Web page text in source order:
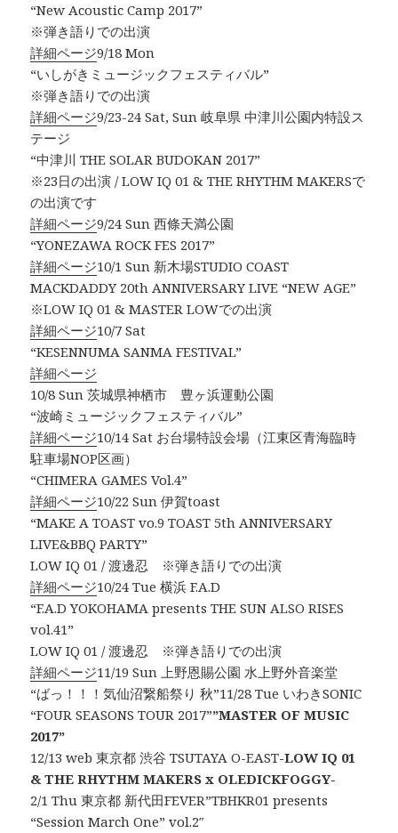
“New Acoustic Camp 2017”
※弾き語りでの出演
詳細ページ9/18 Mon
“いしがきミュージックフェスティバル”
※弾き語りでの出演
詳細ページ9/23-24 Sat, Sun 岐阜県 中津川公園内特設ス
テージ
“中津川 THE SOLAR BUDOKAN 2017”
※23日の出演 / LOW IQ 01 & THE RHYTHM MAKERSで
の出演です
詳細ページ9/24 Sun 西條天満公園
“YONEZAWA ROCK FES 2017”
詳細ページ10/1 Sun 新木場STUDIO COAST
MACKDADDY 20th ANNIVERSARY LIVE “NEW AGE”
※LOW IQ 01 & MASTER LOWでの出演
詳細ページ10/7 Sat
“KESENNUMA SANMA FESTIVAL”
詳細ページ
10/8 Sun 茨城県神栖市 豊ヶ浜運動公園
“波崎ミュージックフェスティバル”
詳細ページ10/14 Sat お台場特設会場（江東区青海臨時
駐車場NOP区画）
“CHIMERA GAMES Vol.4”
詳細ページ10/22 Sun 伊賀toast
“MAKE A TOAST vo.9 TOAST 5th ANNIVERSARY
LIVE&BBQ PARTY”
LOW IQ 01 / 渡邊忍 ※弾き語りでの出演
詳細ページ10/24 Tue 横浜 F.A.D
“F.A.D YOKOHAMA presents THE SUN ALSO RISES
vol.41”
LOW IQ 01 / 渡邊忍 ※弾き語りでの出演
詳細ページ11/19 Sun 上野恩賜公園 水上野外音楽堂
“ばっ！！！気仙沼繋船祭り 秋”11/28 Tue いわきSONIC
“FOUR SEASONS TOUR 2017””MASTER OF MUSIC
2017”
12/13 web 東京都 渋谷 TSUTAYA O-EAST-LOW IQ 01
& THE RHYTHM MAKERS x OLEDICKFOGGY-
2/1 Thu 東京都 新代田FEVER”TBHKR01 presents
“Session March One” vol.2″